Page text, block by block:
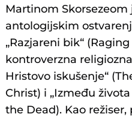
Martinom Skorsezeom
antologijskim
„Razjareni bik“
kontroverzna
Hristovo iskušenje“
Christ) i „Između
the Dead). Kao